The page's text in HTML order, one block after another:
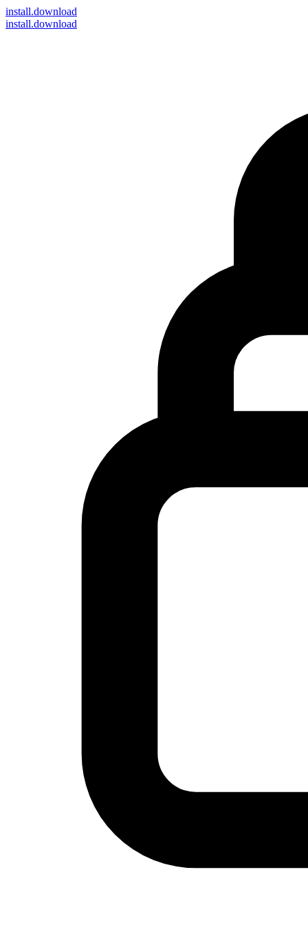
install.download
install.download